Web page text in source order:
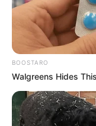
BOOSTARO
Walgreens Hides